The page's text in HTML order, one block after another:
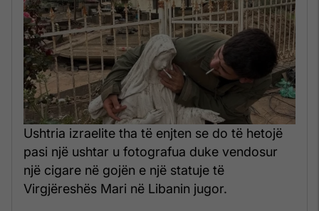
Ushtria izraelite tha të enjten se do të hetojë
pasi një ushtar u fotografua duke vendosur
një cigare në gojën e një statuje të
Virgjëreshës Mari në Libanin jugor.